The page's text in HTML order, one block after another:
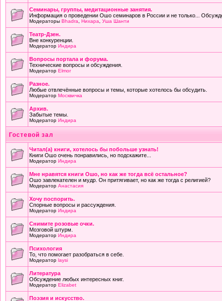
Семинары, группы, медитационные занятия.
Информация о проведении Ошо семинаров в России и не только...
Модераторы Bhadra Нихара Уша Шанти
Театр-Дзен.
Вне конкуренции.
Модератор Индира
Вопросы портала и форума.
Технические вопросы и обсуждения.
Модератор Elmor
Разное.
Любые отвлечённые вопросы и темы, которые хотелось бы обсудить.
Модератор Москвичка
Архив.
Забытые темы.
Модератор Индира
Гостевой зал
Читал(а) книги, хотелось бы побольше узнать!
Книги Ошо очень понравились, но подскажите...
Модератор Индира
Мне нравятся книги Ошо, но как же тогда всё остальное?
Ошо завлекателен и мудр. Он притягивает, но как же тогда с религией?
Модератор Анастасия
Хочу поспорить.
Спорные вопросы и рассуждения.
Модератор Индира
Снимите розовые очки.
Мозговой штурм.
Модератор Индира
Психология
То, что помогает разобраться в себе.
Модератор laysi
Литература
Обсуждение любых интересных книг.
Модератор Elizabet
Поэзия и искусство.